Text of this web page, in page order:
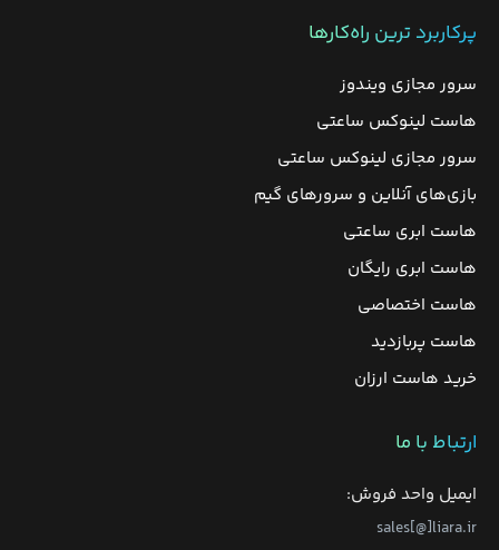
پرکاربرد ترین راه‌کارها
سرور مجازی ویندوز
هاست لینوکس ساعتی
سرور مجازی لینوکس ساعتی
بازی‌های آنلاین و سرورهای گیم
هاست ابری ساعتی
هاست ابری رایگان
هاست اختصاصی
هاست پربازدید
خرید هاست ارزان
ارتباط با ما
ایمیل واحد فروش:
sales[@]liara.ir